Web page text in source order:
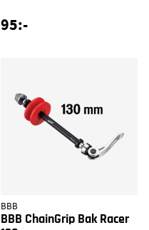
95:-
BBB
BBB ChainGrip Bak Racer